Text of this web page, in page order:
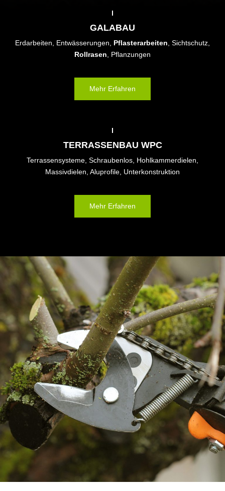
GALABAU
Erdarbeiten, Entwässerungen, Pflasterarbeiten, Sichtschutz,
Rollrasen, Pflanzungen
Mehr Erfahren
TERRASSENBAU WPC
Terrassensysteme, Schraubenlos, Hohlkammerdielen,
Massivdielen, Aluprofile, Unterkonstruktion
Mehr Erfahren